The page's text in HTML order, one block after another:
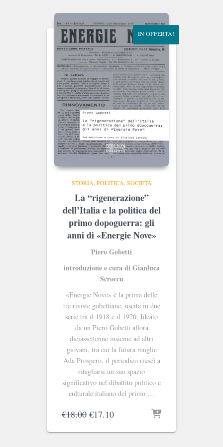
€18.00.€17.10.
IN OFFERTA!
STORIA, POLITICA, SOCIETÀ
La “rigenerazione”
dell’Italia e la politica del
primo dopoguerra: gli
anni di «Energie Nove»
Piero Gobetti
introduzione e cura di Gianluca
Scroccu
«Energie Nove» è la prima delle
tre riviste gobettiane, uscita in due
serie tra il 1918 e il 1920. Ideato
da un Piero Gobetti allora
diciassettenne insieme ad altri
giovani, tra cui la futura moglie
Ada Prospero, il periodico riuscì a
ritagliarsi un suo spazio
significativo nel dibattito politico e
culturale italiano del primo …
€18.00 Il
originale
€17.10Il
attuale